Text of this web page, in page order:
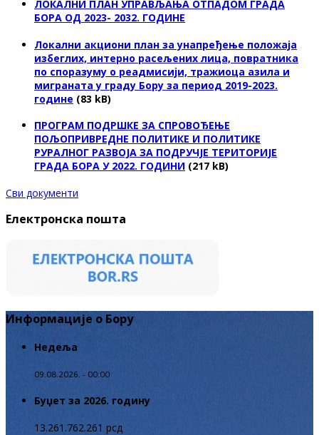
ЛОКАЛНИ ПЛАН УПРАВЉАЊА ОТПАДОМ ГРАДА
БОРА ОД 2023- 2032. ГОДИНЕ
Локални акциони план за унапређење положаја
избеглих, интерно расељених лица, повратника
по споразуму о реадмисији, тражиоца азила и
миграната у граду Бору за период 2019-2023.
године (83 kB)
ПРОГРАМ ПОДРШКЕ ЗА СПРОВОЂЕЊЕ
ПОЉОПРИВРЕДНЕ ПОЛИТИКЕ И ПОЛИТИКЕ
РУРАЛНОГ РАЗВОЈА ЗА ПОДРУЧЈЕ ТЕРИТОРИЈЕ
ГРАДА БОРА У 2022. ГОДИНИ (217 kB)
Сви документи
Електронска пошта
Информације о Бору
Недеља
09.08.2026. - 00:00
Буџет за 2026. годину
13.261.762.261 рсд